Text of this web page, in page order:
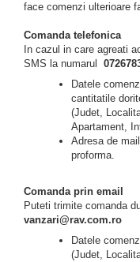
face comenzi ulterioare
Comanda telefonica
In cazul in care agreati
SMS la numarul
Datele
cantitatile
(Judet,
Apartament,
Adresa de
proforma.
Comanda prin email
Puteti trimite comanda
vanzari@rav.com.ro
Datele
(Judet,